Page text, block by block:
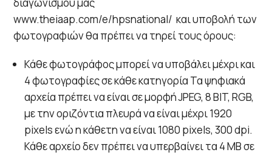
www.theiaap.com/e/hpsnational/ και υποβολή των
φωτογραφιών θα πρέπει να τηρεί τους όρους:
Κάθε φωτογράφος μπορεί να υποβάλει μέχρι και
4 φωτογραφίες σε κάθε κατηγορία Τα ψηφιακά
αρχεία πρέπει να είναι σε μορφή JPEG, 8 BIT, RGB,
με την οριζόντια πλευρά να είναι μέχρι 1920
pixels ενώ η κάθετη να είναι 1080 pixels, 300 dpi.
Κάθε αρχείο δεν πρέπει να υπερβαίνει τα 4 MB σε